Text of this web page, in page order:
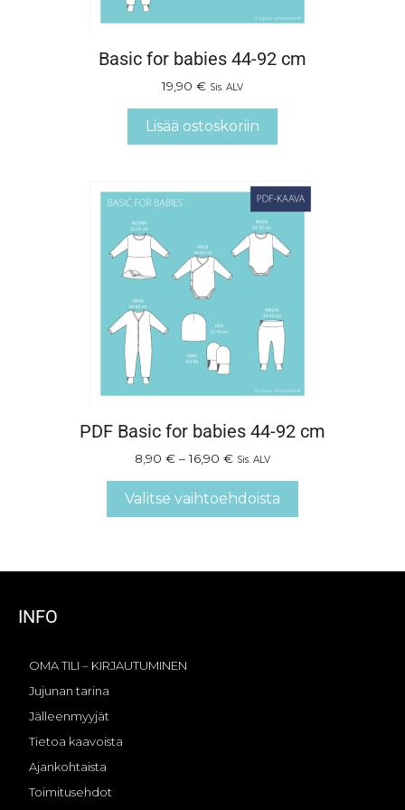
Basic for babies 44-92 cm
19,90 € Sis. ALV
Lisää ostoskoriin
PDF Basic for babies 44-92 cm
8,90 € – 16,90 € Sis. ALV
Valitse vaihtoehdoista
INFO
OMA TILI – KIRJAUTUMINEN
Jujunan tarina
Jälleenmyyjät
Tietoa kaavoista
Ajankohtaista
Toimitusehdot